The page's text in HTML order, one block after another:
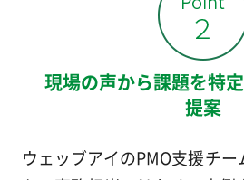
現場の声から課題を特
提案
ウェッブアイのPMO支援チ